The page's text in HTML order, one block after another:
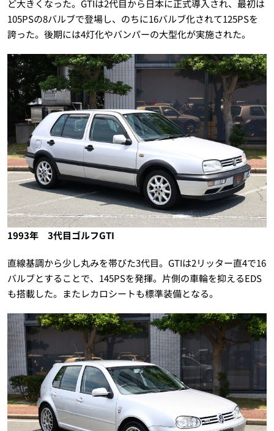
ど大きくなった。GTIは2代目から日本に正式導入され、最初は
105PSの8バルブで登場し、のちに16バルブ化されて125PSを
誇った。後期には4灯化やバンパーの大型化が実施された。
1993年 3代目ゴルフGTI
直線基調から少し丸みを帯びた3代目。GTIは2リッター直4で16
バルブとすることで、145PSを発揮。片側の車輪を抑えるEDS
も搭載した。またレカロシートも標準装備となる。